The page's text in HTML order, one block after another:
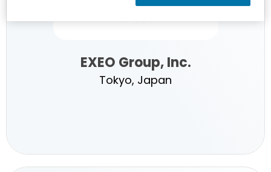
EXEO
EXEO Group, Inc.
Tokyo, Japan